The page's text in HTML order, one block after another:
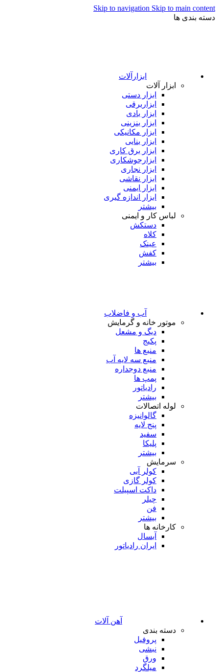
Skip to navigation Skip to main content
دسته بندی ها
ابزارآلات
ابزار آلات
ابزار دستی
ابزاربرقی
ابزار بادی
ابزار بنزینی
ابزار مکانیکی
ابزار بنایی
ابزار برق کاری
ابزارجوشکاری
ابزار نجاری
ابزار نقاشی
ابزار ایمنی
ابزار اندازه گیری
بیشتر
لباس کار و ایمنی
دستکش
کلاه
عینک
کفش
بیشتر
آب و فاضلاب
موتور خانه و گرمایش
دیگ و مشعل
پکیج
منبع ها
منبع سه لایه آب
منبع دوجداره
پمپ ها
رادیاتور
بیشتر
لوله اتصالات
گالوانیزه
پنج لایه
سفید
پلیکا
بیشتر
سرمایش
کولر آبی
کولر گازی
داکت اسپیلت
چیلر
فن
بیشتر
کارخانه ها
آبسال
ایران رادیاتور
آهن آلات
دسته بندی
پروفیل
نبشی
ورق
میلگرد